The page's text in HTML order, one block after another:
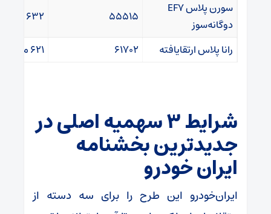
سورن پلاس EF7
دوگانه‌سوز
55515
632 میلیون
رانا پلاس ارتقایافته
61702 621 میلیون
شرایط ۳ سهمیه اصلی در
جدیدترین بخشنامه
ایران خودرو
ایران‌خودرو این طرح را برای سه دسته از